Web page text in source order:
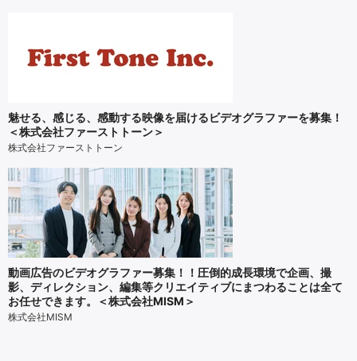
魅せる、感じる、感動する映像を届けるビデオグラファーを募集！
＜株式会社ファーストトーン＞
株式会社ファーストトーン
動画広告のビデオグラファー募集！！圧倒的成長環境で企画、撮
影、ディレクション、編集等クリエイティブにまつわることは全て
お任せできます。＜株式会社MISM＞
株式会社MISM